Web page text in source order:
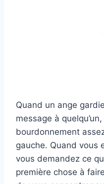
Quand un ange
message à
bourdonnement
gauche. Quand vous
vous demandez ce
première chose à